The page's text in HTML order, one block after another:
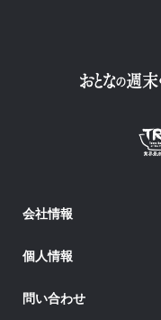
会社情報
個人情報
問い合わせ